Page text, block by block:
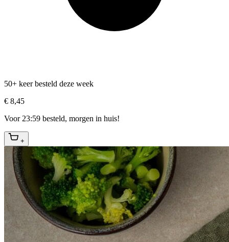
50+ keer besteld deze week
€ 8,45
Voor 23:59 besteld, morgen in huis!
+